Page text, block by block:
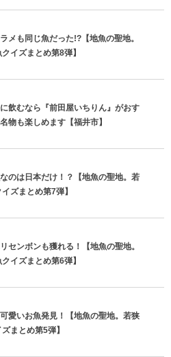
メも同じ魚だった!?【地魚の聖地。
イズまとめ第8弾】
飲むなら『前田屋いちりん』がおす
物も楽しめます【福井市】
のは日本だけ！？【地魚の聖地。若
ズまとめ第7弾】
センボンも獲れる！【地魚の聖地。
イズまとめ第6弾】
愛いお魚発見！【地魚の聖地。若狭
まとめ第5弾】